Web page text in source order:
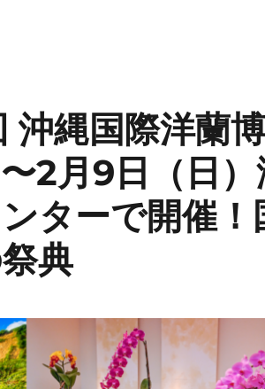
沖縄国際洋蘭
〜2月9日（日
ターで開催
典